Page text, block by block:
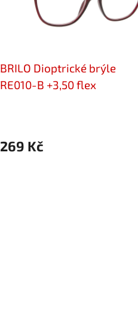
BRILO Dioptrické brýle
RE010-B +3,50 flex
269 Kč